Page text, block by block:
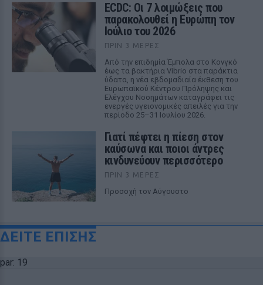
ECDC: Οι 7 λοιμώξεις που
παρακολουθεί η Ευρώπη τον
Ιούλιο του 2026
ΠΡΙΝ 3 ΜΈΡΕΣ
Από την επιδημία Έμπολα στο Κονγκό
έως τα βακτήρια Vibrio στα παράκτια
ύδατα, η νέα εβδομαδιαία έκθεση του
Ευρωπαϊκού Κέντρου Πρόληψης και
Ελέγχου Νοσημάτων καταγράφει τις
ενεργές υγειονομικές απειλές για την
περίοδο 25–31 Ιουλίου 2026.
Γιατί πέφτει η πίεση στον
καύσωνα και ποιοι άντρες
κινδυνεύουν περισσότερο
ΠΡΙΝ 3 ΜΈΡΕΣ
Προσοχή τον Αύγουστο
ΔΕΙΤΕ ΕΠΙΣΗΣ
par: 19